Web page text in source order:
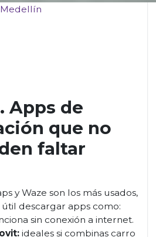
Medellín
Apps de
que no
faltar
y Waze son los más usados,
descargar apps como:
sin conexión a internet.
ideales si combinas carro